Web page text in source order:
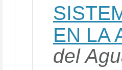
EN LA
del